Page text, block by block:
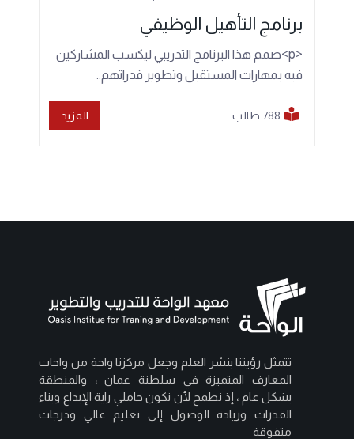
برنامج التأهيل الوظيفي
<p>صمم هذا البرنامج التدريبي ليكسب المشاركين
فيه بمهارات المستقبل وتطوير قدراتهم..
788 طالب المزيد
تتمثل رؤيتنا بنشر العلم وجعل مركزنا واحة من واحات
المعارف المتميزة في سلطنة عمان ، والمنطقة
بشكل عام ، إذ نطمح لأن نكون حاملي راية الإبداع وبناء
القدرات وزيادة الوصول إلى تعليم عالي ودرجات
متفوقة